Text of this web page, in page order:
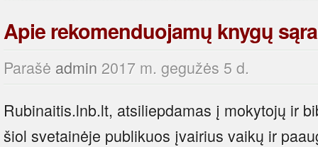
Apie rekomenduojamų knygų
Parašė admin 2017 m. gegužės 5 d.
Rubinaitis.lnb.lt, atsiliepdamas į mokytojų ir
šiol svetainėje publikuos įvairius vaikų ir